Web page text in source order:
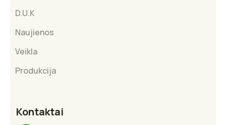
D.U.K
Naujienos
Veikla
Produkcija
Kontaktai